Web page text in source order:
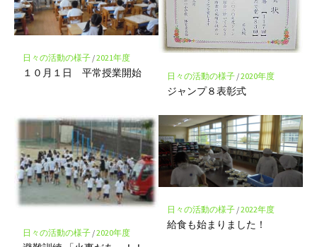
日々の活動の様子/2021年度
１０月１日 平常授業開始 日々の活動の様子/2020年度
ジャンプ８表彰式
日々の活動の様子/2020年度
日々の活動の様子/2022年度
給食も始まりました！